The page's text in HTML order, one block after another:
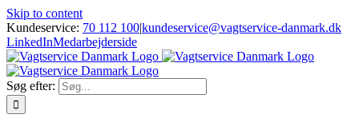
Skip to content
Kundeservice: 70 112 100|kundeservice@vagtservice-danmark.dk
LinkedInMedarbejderside
Søg efter: